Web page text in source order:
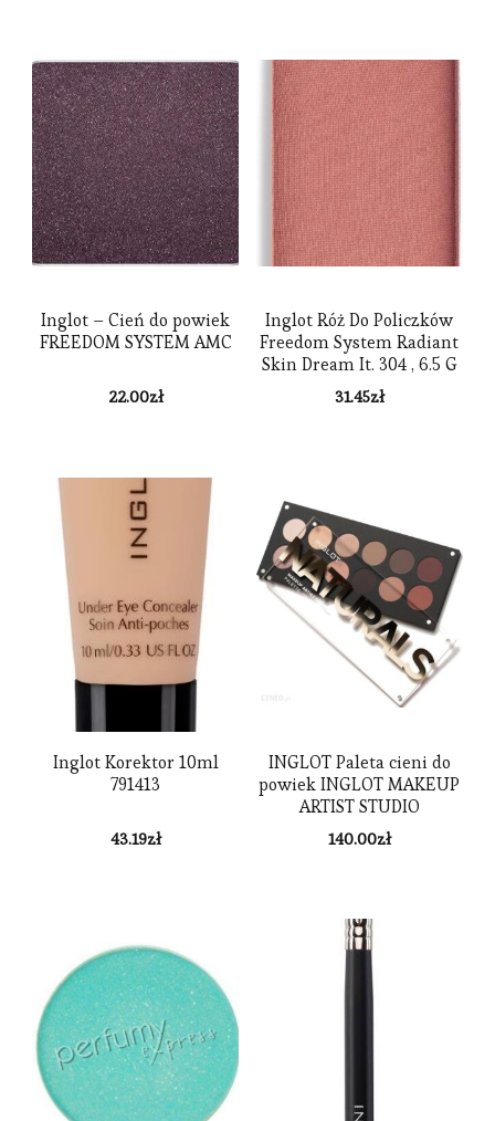
Inglot – Cień do powiek
FREEDOM SYSTEM AMC
22.00zł
Inglot Róż Do Policzków
Freedom System Radiant
Skin Dream It. 304 , 6.5 G
31.45zł
Inglot Korektor 10ml
791413
43.19zł
INGLOT Paleta cieni do
powiek INGLOT MAKEUP
ARTIST STUDIO
NATURALS
140.00zł